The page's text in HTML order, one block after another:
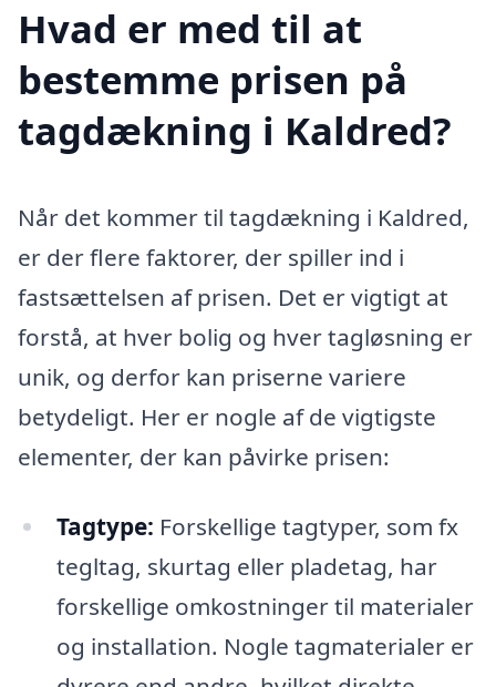
Hvad er med til at
bestemme prisen på
tagdækning i Kaldred?
Når det kommer til tagdækning i Kaldred,
er der flere faktorer, der spiller ind i
fastsættelsen af prisen. Det er vigtigt at
forstå, at hver bolig og hver tagløsning er
unik, og derfor kan priserne variere
betydeligt. Her er nogle af de vigtigste
elementer, der kan påvirke prisen:
Tagtype: Forskellige tagtyper, som fx
tegltag, skurtag eller pladetag, har
forskellige omkostninger til materialer
og installation. Nogle tagmaterialer er